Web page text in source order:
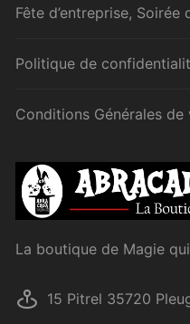
Fête d’entreprise,
Politique de
Conditions Générales de
La boutique de Magie
15 Pitrel 35720